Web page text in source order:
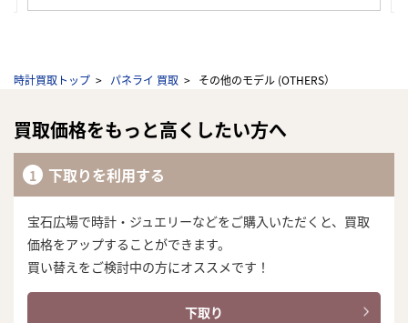
時計買取トップ パネライ 買取 その他のモデル (OTHERS）
買取価格をもっと高くしたい方へ
下取りを利用する
宝石広場で時計・ジュエリーなどをご購入いただくと、買取
価格をアップすることができます。
買い替えをご検討中の方にオススメです！
下取り